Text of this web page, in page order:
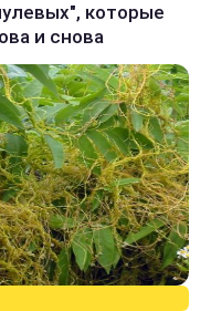
которые
и снова